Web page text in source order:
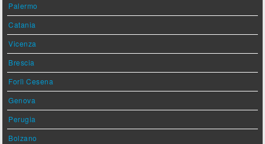
Palermo
Catania
Vicenza
Brescia
Forlì Cesena
Genova
Perugia
Bolzano